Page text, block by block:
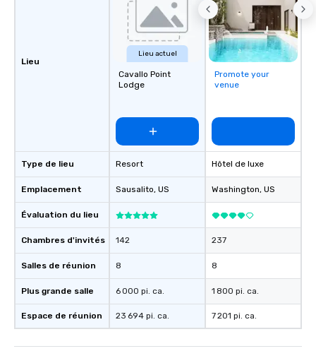
Lieu
Type de lieu
Emplacement
Évaluation du lieu
Chambres d'invités
Salles de réunion
Plus grande salle
Espace de réunion
Lieu actuel
Cavallo Point
Lodge
Resort
Sausalito, US
142
8
6 000 pi. ca.
23 694 pi. ca.
Promote your
venue
Hôtel de luxe
Washington, US
237
8
1 800 pi. ca.
7 201 pi. ca.